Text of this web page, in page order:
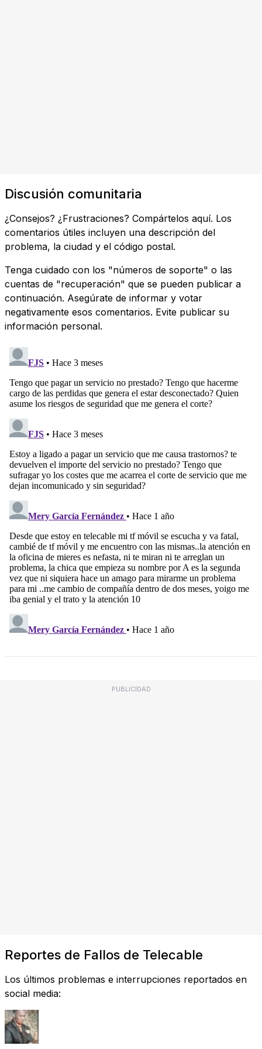
Discusión comunitaria
¿Consejos? ¿Frustraciones? Compártelos aquí. Los
comentarios útiles incluyen una descripción del
problema, la ciudad y el código postal.
Tenga cuidado con los "números de soporte" o las
cuentas de "recuperación" que se pueden publicar a
continuación. Asegúrate de informar y votar
negativamente esos comentarios. Evite publicar su
información personal.
PUBLICIDAD
Reportes de Fallos de Telecable
Los últimos problemas e interrupciones reportados en
social media: